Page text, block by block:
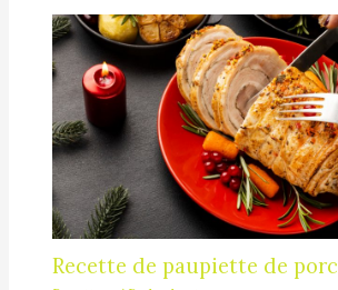
Recette de paupiette de porc